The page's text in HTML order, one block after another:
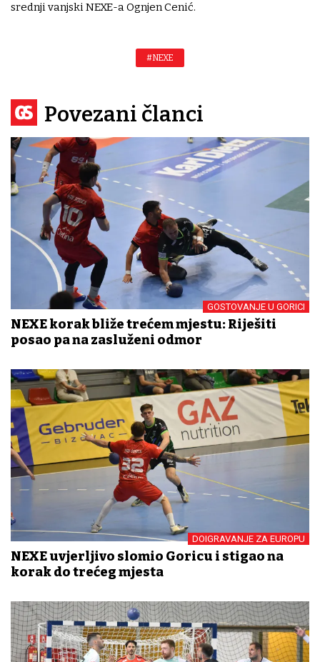
srednji vanjski NEXE-a Ognjen Cenić.
#NEXE
Povezani članci
GOSTOVANJE U GORICI
NEXE korak bliže trećem mjestu: Riješiti
posao pa na zasluženi odmor
DOIGRAVANJE ZA EUROPU
NEXE uvjerljivo slomio Goricu i stigao na
korak do trećeg mjesta